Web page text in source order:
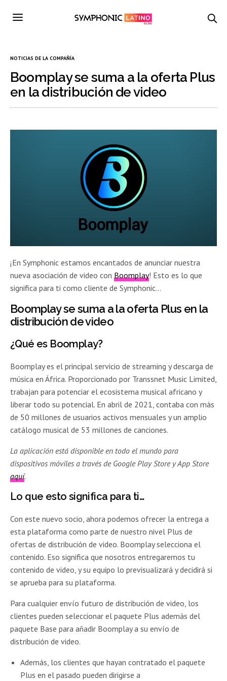
NOTICIAS DE LA COMPAÑÍA
Boomplay se suma a la oferta Plus
en la distribución de video
¡En Symphonic estamos encantados de anunciar nuestra
nueva asociación de video conBoomplay! Esto es lo que
significa para ti como cliente de Symphonic…
Boomplay se suma a la oferta Plus en la
distribución de video
¿Qué es Boomplay?
Boomplay es el principal servicio de streaming y descarga de
música en África. Proporcionado por Transsnet Music Limited,
trabajan para potenciar el ecosistema musical africano y
liberar todo su potencial. En abril de 2021, contaba con más
de 50 millones de usuarios activos mensuales y un amplio
catálogo musical de 53 millones de canciones.
La aplicación está disponible en todo el mundo para
dispositivos móviles a través de Google Play Store y App Store
aquí.
Lo que esto significa para ti…
Con este nuevo socio, ahora podemos ofrecer la entrega a
esta plataforma como parte de nuestro nivel Plus de
ofertas de distribución de video. Boomplay selecciona el
contenido. Eso significa que nosotros entregaremos tu
contenido de video, y su equipo lo previsualizará y decidirá si
se aprueba para su plataforma.
Para cualquier envío futuro de distribución de video, los
clientes pueden seleccionar el paquete Plus además del
paquete Base para añadir Boomplay a su envío de
distribución de video.
Además, los clientes que hayan contratado el paquete
Plus en el pasado pueden dirigirse a